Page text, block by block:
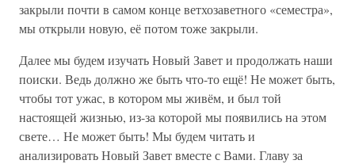
закрыли почти в самом конце ветхозаветного «семестра»,
мы открыли новую, её потом тоже закрыли.
Далее мы будем изучать Новый Завет и продолжать наши
поиски. Ведь должно же быть что-то ещё! Не может быть,
чтобы тот ужас, в котором мы живём, и был той
настоящей жизнью, из-за которой мы появились на этом
свете… Не может быть! Мы будем читать и
анализировать Новый Завет вместе с Вами. Главу за